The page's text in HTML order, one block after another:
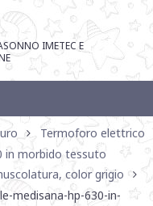
IMETEC E
Termoforo elettrico
in morbido tessuto
color grigio
medisana-hp-630-in-